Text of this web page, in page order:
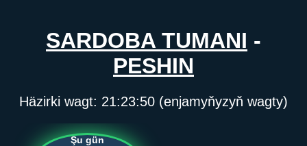
SARDOBA TUMANI -
PESHIN
Häzirki wagt: 21:23:50 (enjamyňyzyň wagty)
Şu gün